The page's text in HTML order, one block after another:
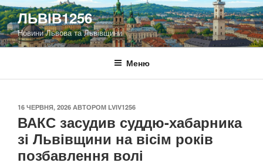
Перейти
до
вмісту
ЛЬВІВ1256
Новини Львова та Львівщини
Меню
ОПУБЛІКОВАНО
16 ЧЕРВНЯ, 2026 АВТОРОМ LVIV1256
ВАКС засудив суддю-хабарника
зі Львівщини на вісім років
позбавлення волі